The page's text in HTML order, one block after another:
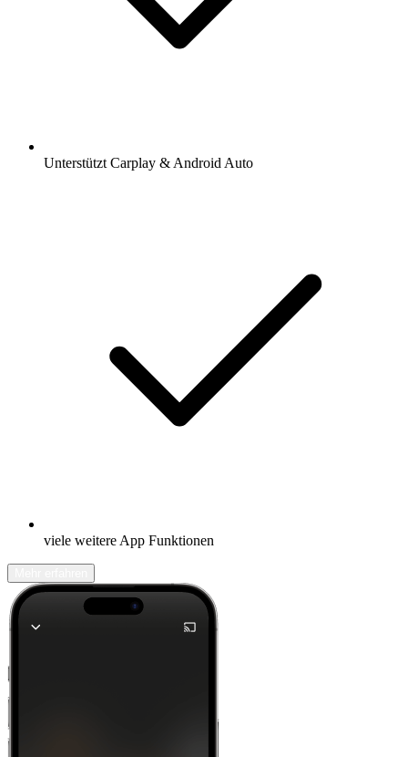
Unterstützt Carplay & Android Auto
viele weitere App Funktionen